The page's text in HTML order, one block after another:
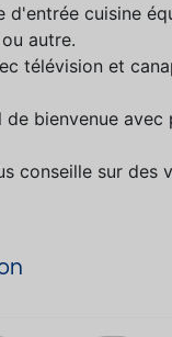
d'entrée cuisine
autre.
télévision et
de bienvenue
conseille sur des